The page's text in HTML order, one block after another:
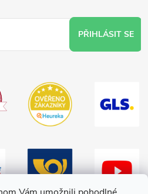
PŘIHLÁSIT SE